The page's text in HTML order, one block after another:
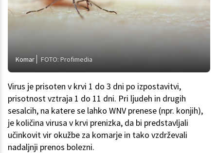
Komar FOTO: Profimedia
Virus je prisoten v krvi 1 do 3 dni po izpostavitvi,
prisotnost vztraja 1 do 11 dni. Pri ljudeh in drugih
sesalcih, na katere se lahko WNV prenese (npr. konjih),
je količina virusa v krvi prenizka, da bi predstavljali
učinkovit vir okužbe za komarje in tako vzdrževali
nadaljnji prenos bolezni.